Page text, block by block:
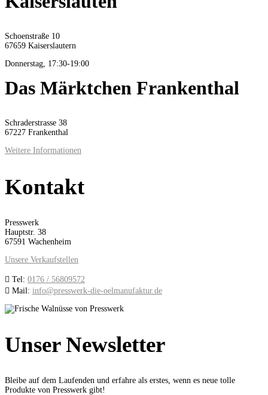
Schoenstraße 10
67659 Kaiserslautern
Donnerstag, 17:30-19:00
Das Märktchen Frankenthal
Schraderstrasse 38
67227 Frankenthal
Weitere Informationen
Kontakt
Presswerk
Hauptstr. 38
67591 Wachenheim
Unsere Verkaufstellen
 Tel: 0176 / 56809572
 Mail: info@presswerk-die-oelmanufaktur.de
Unser Newsletter
Bleibe auf dem Laufenden und erfahre als erstes, wenn es neue tolle
Produkte von Presswerk gibt!